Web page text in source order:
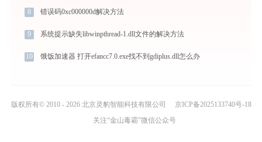
8 错误码0xc000000d解决方法
9 系统提示缺失libwinpthread-1.dll文件的解决方法
10 饿饭加速器 打开efancc7.0.exe找不到gdiplus.dll怎么办
版权所有© 2010 - 2026 北京灵豹智能科技有限公司
京ICP备2025133740号-18
关注“金山毒霸”微信公众号